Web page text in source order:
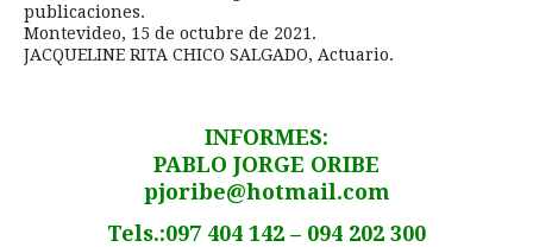
publicaciones.
Montevideo, 15 de octubre de 2021.
JACQUELINE RITA CHICO SALGADO, Actuario.
INFORMES:
PABLO JORGE ORIBE
pjoribe@hotmail.com
Tels.:097 404 142 – 094 202 300